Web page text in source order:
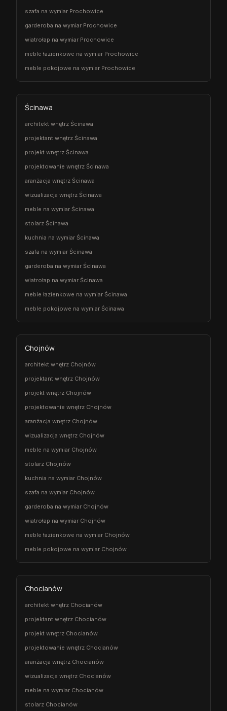
szafa na wymiar Prochowice
garderoba na wymiar Prochowice
wiatrołap na wymiar Prochowice
meble łazienkowe na wymiar Prochowice
meble pokojowe na wymiar Prochowice
Ścinawa
architekt wnętrz Ścinawa
projektant wnętrz Ścinawa
projekt wnętrz Ścinawa
projektowanie wnętrz Ścinawa
aranżacja wnętrz Ścinawa
wizualizacja wnętrz Ścinawa
meble na wymiar Ścinawa
stolarz Ścinawa
kuchnia na wymiar Ścinawa
szafa na wymiar Ścinawa
garderoba na wymiar Ścinawa
wiatrołap na wymiar Ścinawa
meble łazienkowe na wymiar Ścinawa
meble pokojowe na wymiar Ścinawa
Chojnów
architekt wnętrz Chojnów
projektant wnętrz Chojnów
projekt wnętrz Chojnów
projektowanie wnętrz Chojnów
aranżacja wnętrz Chojnów
wizualizacja wnętrz Chojnów
meble na wymiar Chojnów
stolarz Chojnów
kuchnia na wymiar Chojnów
szafa na wymiar Chojnów
garderoba na wymiar Chojnów
wiatrołap na wymiar Chojnów
meble łazienkowe na wymiar Chojnów
meble pokojowe na wymiar Chojnów
Chocianów
architekt wnętrz Chocianów
projektant wnętrz Chocianów
projekt wnętrz Chocianów
projektowanie wnętrz Chocianów
aranżacja wnętrz Chocianów
wizualizacja wnętrz Chocianów
meble na wymiar Chocianów
stolarz Chocianów